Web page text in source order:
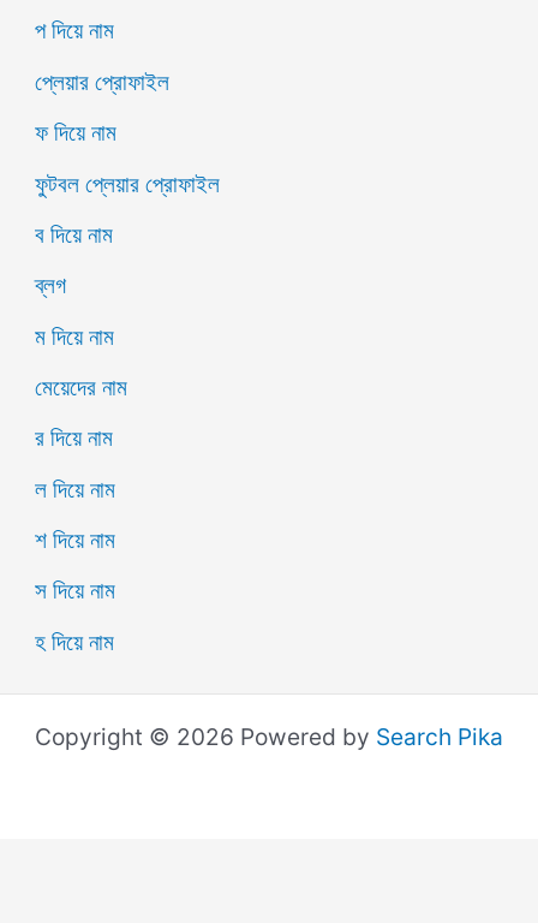
প দিয়ে নাম
প্লেয়ার প্রোফাইল
ফ দিয়ে নাম
ফুটবল প্লেয়ার প্রোফাইল
ব দিয়ে নাম
ব্লগ
ম দিয়ে নাম
মেয়েদের নাম
র দিয়ে নাম
ল দিয়ে নাম
শ দিয়ে নাম
স দিয়ে নাম
হ দিয়ে নাম
Copyright © 2026 Powered by Search Pika